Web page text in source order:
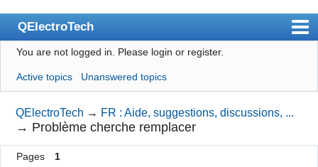
QElectroTech
Index
User list
Search
Register
Login
You are not logged in. Please login or register.
Active topics Unanswered topics
QElectroTech → FR : Aide, suggestions, discussions, ...
→ Problème cherche remplacer
Pages
1